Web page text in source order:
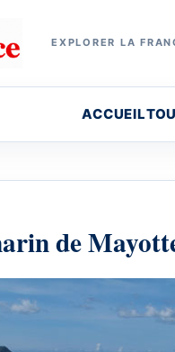
EXPLORER LA
ACCUEIL
de